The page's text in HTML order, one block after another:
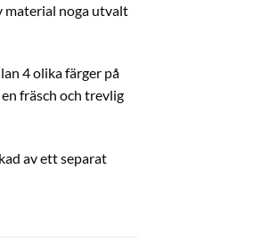
material noga utvalt
4 olika färger på
fräsch och trevlig
av ett separat